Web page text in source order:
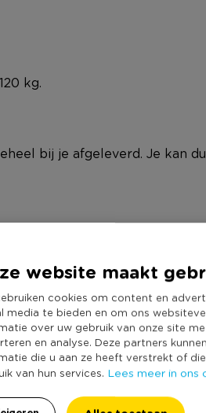
website maakt
cookies om content en
media te bieden en om ons
over uw gebruik van onze site
en analyse. Deze partners
die u aan ze heeft verstrekt of
van hun services. Lees meer in ons
kg.
bij je afgeleverd. Je kan